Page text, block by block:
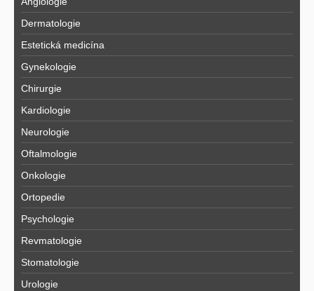
Dermatologie
Estetická medicína
Gynekologie
Chirurgie
Kardiologie
Neurologie
Oftalmologie
Onkologie
Ortopedie
Psychologie
Revmatologie
Stomatologie
Urologie